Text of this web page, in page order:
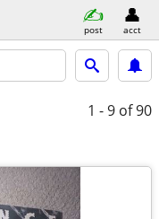
post acct
1 - 9 of 90